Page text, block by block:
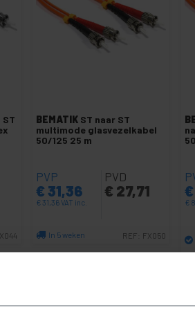
BEMATIK ST naar ST
multimode glasvezelkabel
50/125 25 m
PVP
€ 31,36
€ 31,36VAT inc.
PVD
€ 27,71
In 5 weken REF: FX050
Aantal
€
€